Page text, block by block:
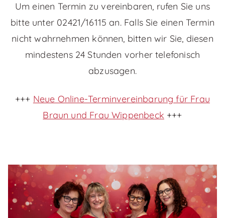
Um einen Termin zu vereinbaren, rufen Sie uns
bitte unter 02421/16115 an. Falls Sie einen Termin
nicht wahrnehmen können, bitten wir Sie, diesen
mindestens 24 Stunden vorher telefonisch
abzusagen.
+++ Neue Online-Terminvereinbarung für Frau
Braun und Frau Wippenbeck +++